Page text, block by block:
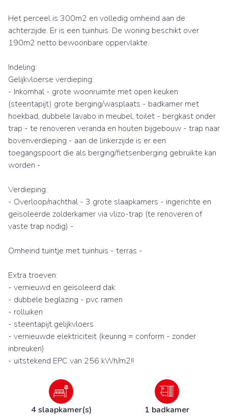
Het perceel is 300m2 en volledig omheind aan de
achterzijde. Er is een tuinhuis. De woning beschikt over
190m2 netto bewoonbare oppervlakte.
Indeling:
Gelijkvloerse verdieping:
- Inkomhal - grote woonruimte met open keuken
(steentapijt) grote berging/wasplaats - badkamer met
hoekbad, dubbele lavabo in meubel, toilet - bergkast onder
trap - te renoveren veranda en houten bijgebouw - trap naar
bovenverdieping - aan de linkerzijde is er een
toegangspoort die als berging/fietsenberging gebruikte kan
worden -
Verdieping:
- Overloop/nachthal - 3 grote slaapkamers - ingerichte en
geïsoleerde zolderkamer via vlizo-trap (te renoveren of
vaste trap nodig) -
Omheind tuintje met tuinhuis - terras -
Extra troeven:
- vernieuwd en geïsoleerd dak
- dubbele beglazing - pvc ramen
- rolluiken
- steentapijt gelijkvloers
- vernieuwde elektriciteit (keuring = conform - zonder
inbreuken)
- uitstekend EPC van 256 kWh/m2!!
4 slaapkamer(s) 1 badkamer